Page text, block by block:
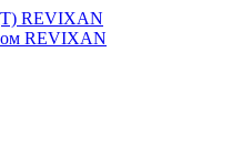
REVIXAN
REVIXAN